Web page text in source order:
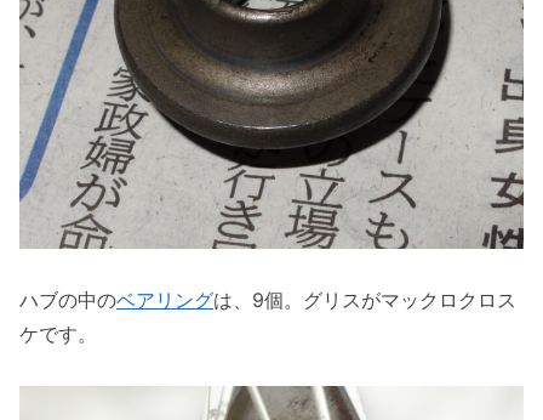
ハブの中のベアリングは、9個。グリスがマックロクロス
ケです。